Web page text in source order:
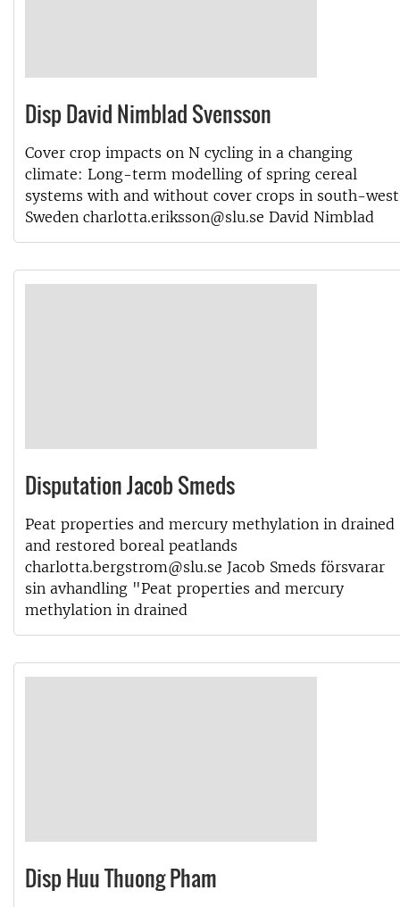
Disp David Nimblad Svensson
Cover crop impacts on N cycling in a changing
climate: Long-term modelling of spring cereal
systems with and without cover crops in south-west
Sweden charlotta.eriksson@slu.se David Nimblad
Disputation Jacob Smeds
Peat properties and mercury methylation in drained
and restored boreal peatlands
charlotta.bergstrom@slu.se Jacob Smeds försvarar
sin avhandling "Peat properties and mercury
methylation in drained
Disp Huu Thuong Pham